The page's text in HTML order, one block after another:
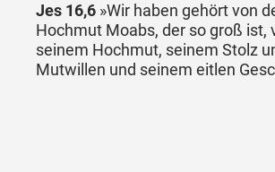
Jes 16,6 »Wir haben gehört von
Hochmut Moabs, der so groß ist,
seinem Hochmut, seinem Stolz
Mutwillen und seinem eitlen